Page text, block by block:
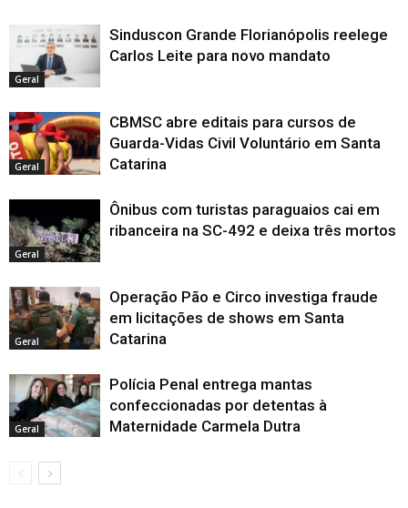
Geral
Sinduscon Grande Florianópolis reelege
Carlos Leite para novo mandato
Geral
CBMSC abre editais para cursos de
Guarda-Vidas Civil Voluntário em Santa
Catarina
Geral
Ônibus com turistas paraguaios cai em
ribanceira na SC-492 e deixa três mortos
Geral
Operação Pão e Circo investiga fraude
em licitações de shows em Santa
Catarina
Geral
Polícia Penal entrega mantas
confeccionadas por detentas à
Maternidade Carmela Dutra